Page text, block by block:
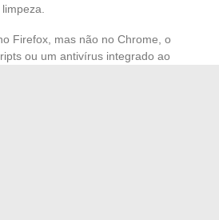
Firefox, mas não no Chrome, o
ou um antivírus integrado ao